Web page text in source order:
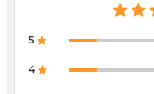
Lớp đáy Knitted
1.6. Thảm 360 KATA
5
4